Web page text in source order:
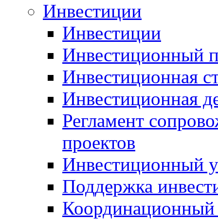
Инвестиции
Инвестиции
Инвестиционный
Инвестиционная
Инвестиционная
Регламент
проектов
Инвестиционный
Поддержка
Координационный